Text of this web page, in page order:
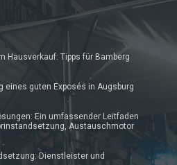
Hausverkauf: Tipps für Bamberg
eines guten Exposés in Augsburg
Ein umfassender Leitfaden
Austauschmotor
Dienstleister und